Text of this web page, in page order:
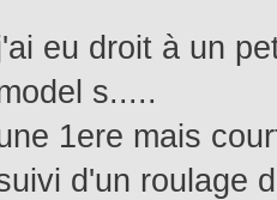
eu droit à un
s.....
1ere mais
d'un roulage